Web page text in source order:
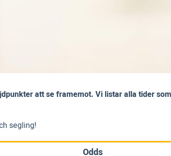
att se framemot. Vi listar alla tider
segling!
Odds